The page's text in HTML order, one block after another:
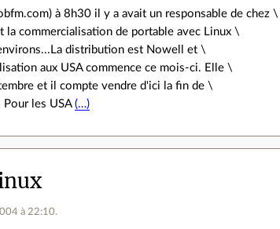
à 8h30 il y a avait un responsable de chez \
la commercialisation de portable avec Linux \
distribution est Nowell et \
aux USA commence ce mois-ci. Elle \
et il compte vendre d'ici la fin de \
Pour les USA(…)
à 22:10.